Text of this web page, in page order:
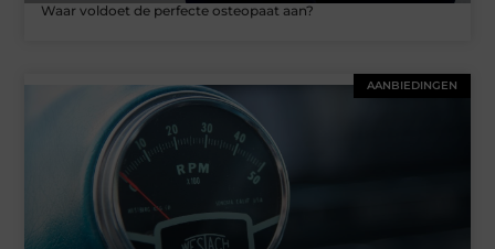
Waar voldoet de perfecte osteopaat aan?
AANBIEDINGEN